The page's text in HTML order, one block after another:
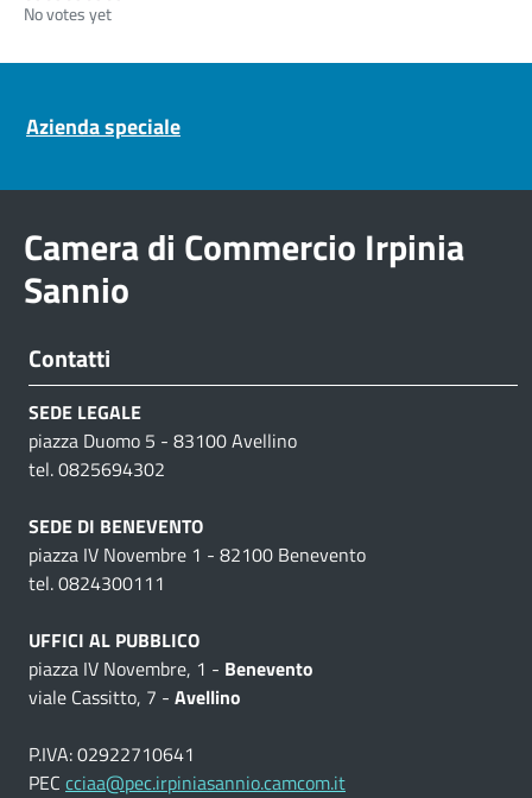
No votes yet
Azienda speciale
Camera di Commercio Irpinia
Sannio
Contatti
SEDE LEGALE
piazza Duomo 5 - 83100 Avellino
tel. 0825694302
SEDE DI BENEVENTO
piazza IV Novembre 1 - 82100 Benevento
tel. 0824300111
UFFICI AL PUBBLICO
piazza IV Novembre, 1 - Benevento
viale Cassitto, 7 - Avellino
P.IVA: 02922710641
PEC cciaa@pec.irpiniasannio.camcom.it